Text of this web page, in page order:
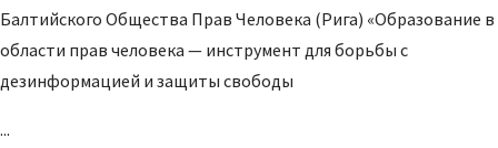
Балтийского Общества Прав Человека (Рига) «Образование в
области прав человека — инструмент для борьбы с
дезинформацией и защиты свободы
...